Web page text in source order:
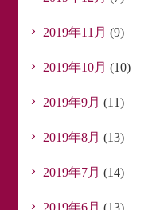
2019年11月 (9)
2019年10月 (10)
2019年9月 (11)
2019年8月 (13)
2019年7月 (14)
2019年6月 (13)